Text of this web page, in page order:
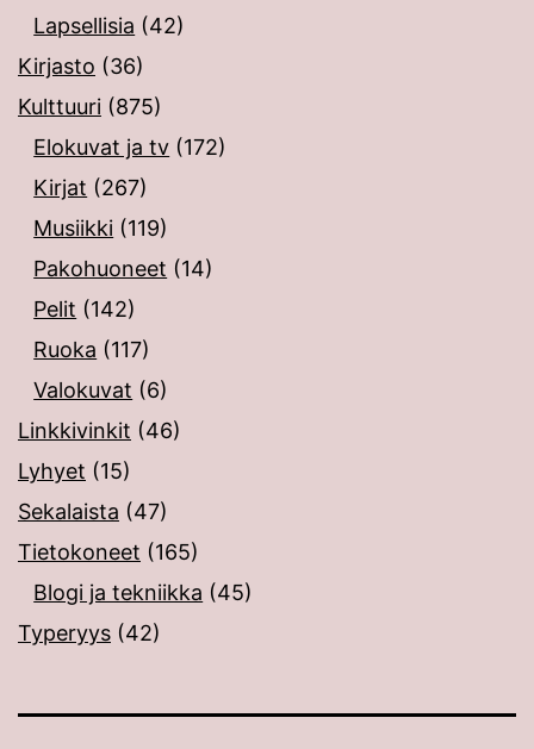
Lapsellisia (42)
Kirjasto (36)
Kulttuuri (875)
Elokuvat ja tv (172)
Kirjat (267)
Musiikki (119)
Pakohuoneet (14)
Pelit (142)
Ruoka (117)
Valokuvat (6)
Linkkivinkit (46)
Lyhyet (15)
Sekalaista (47)
Tietokoneet (165)
Blogi ja tekniikka (45)
Typeryys (42)